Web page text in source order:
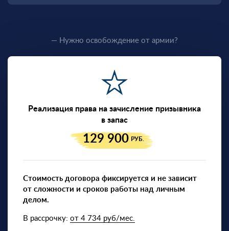
— Нужно освобождение от армии?
Реализация права на зачисление призывника
в запас
129 900 РУБ.
Стоимость договора фиксируется и не зависит
от сложности и сроков работы над личным
делом.
В рассрочку: от 4 734 руб/мес.